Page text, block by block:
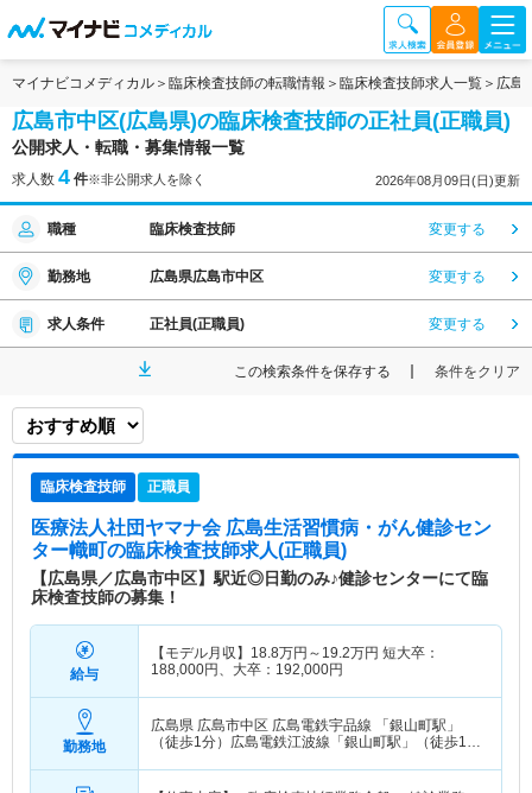
マイナビコメディカル 臨床検査技師の転職情報 臨床検査技師求人一覧 広島
広島市中区(広島県)の臨床検査技師の正社員(正職員)
公開求人・転職・募集情報一覧
求人数 4 件※非公開求人を除く 2026年08月09日(日)更新
職種 臨床検査技師 変更する
勤務地 広島県広島市中区 変更する
求人条件 正社員(正職員) 変更する
この検索条件を保存する 条件をクリア
臨床検査技師 正職員
医療法人社団ヤマナ会 広島生活習慣病・がん健診セン
ター幟町の臨床検査技師求人(正職員)
【広島県／広島市中区】駅近◎日勤のみ♪健診センターにて臨
床検査技師の募集！
給与
【モデル月収】 18.8万円～ 19.2万円 短大卒：
188,000円、大卒：192,000円
勤務地
広島県 広島市中区 広島電鉄宇品線 「銀山町駅」
（徒歩1分）広島電鉄江波線「銀山町駅」（徒歩1